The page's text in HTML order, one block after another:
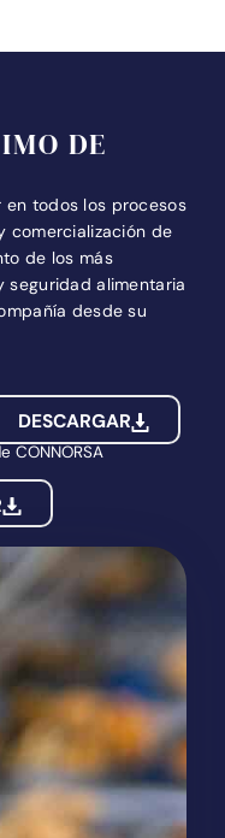
DE
en todos los procesos
comercialización de
de los más
seguridad alimentaria
desde su
DESCARGAR
CONNORSA